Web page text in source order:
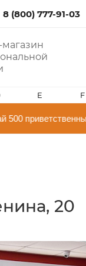
8 (800) 777-91-03
E F
20